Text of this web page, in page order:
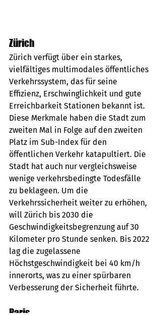
Zürich
Zürich verfügt über ein starkes,
vielfältiges multimodales öffentliches
Verkehrssystem, das für seine
Effizienz, Erschwinglichkeit und gute
Erreichbarkeit Stationen bekannt ist.
Diese Merkmale haben die Stadt zum
zweiten Mal in Folge auf den zweiten
Platz im Sub-Index für den
öffentlichen Verkehr katapultiert. Die
Stadt hat auch nur vergleichsweise
wenige verkehrsbedingte Todesfälle
zu beklageen. Um die
Verkehrssicherheit weiter zu erhöhen,
will Zürich bis 2030 die
Geschwindigkeitsbegrenzung auf 30
Kilometer pro Stunde senken. Bis 2022
lag die zugelassene
Höchstgeschwindigkeit bei 40 km/h
innerorts, was zu einer spürbaren
Verbesserung der Sicherheit führte.
Paris